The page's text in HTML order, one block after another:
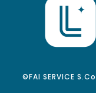
©FAI SERVICE